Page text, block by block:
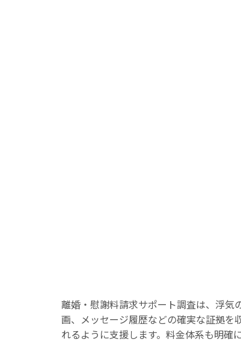
離婚・慰謝料請求サポート調査は、浮気
画、メッセージ履歴などの確実な証拠を
れるように支援します。料金体系も明確